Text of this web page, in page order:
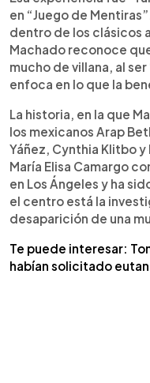
en “Juego de
dentro de los clásicos
Machado reconoce
mucho de villana, al
enfoca en lo que la
La historia, en la que
los mexicanos Arap
Yáñez, Cynthia Klitbo
María Elisa Camargo
en Los Ángeles y ha
el centro está la
desaparición de una
Te puede interesar:
habían solicitado